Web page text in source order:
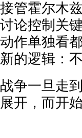
接管霍尔木
讨论控制关
动作单独看
新的逻辑：
战争一旦走
展开，而开